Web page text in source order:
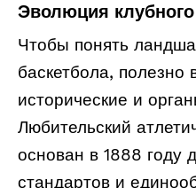
Эволюция клубного
Чтобы понять
баскетбола, полезно
исторические и
Любительский
основан в 1888 году
стандартов и